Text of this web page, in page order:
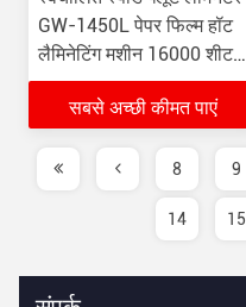
GW-1450L पेपर फिल्म हॉट
लैमिनेटिंग मशीन 16000 शीट/
घंटा
सबसे अच्छी कीमत पाएं
8 9
14 15